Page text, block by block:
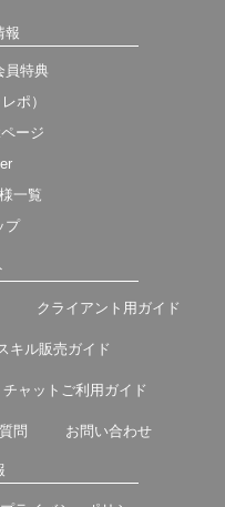
報
員特典
ポ）
ージ
一覧
プ
クライアント用ガイド
キル販売ガイド
チャットご利用ガイド
問 お問い合わせ